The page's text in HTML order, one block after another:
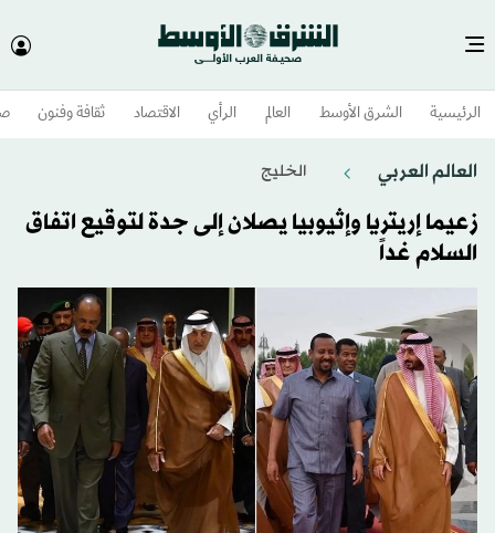
الرئيسية الشرق الأوسط​ العالم الرأي الاقتصاد ثقافة وفنون
العالم العربي الخليج
زعيما إريتريا وإثيوبيا يصلان إلى جدة لتوقيع اتفاق
السلام غداً